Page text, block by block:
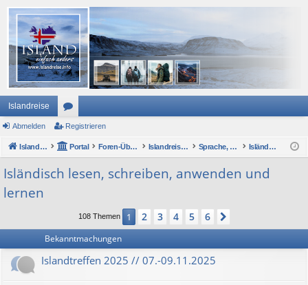
Islandreise
or
en
Abmelden Registrieren
Islandreise Portal Foren-Übersicht Islandreise Forum Sprache, Politik, Gesellschaft und Wirtschaft Isländisch lesen, schreiben, anwenden und lernen
Isländisch lesen, schreiben, anwenden und
lernen
108 Themen 1 2 3 4 5 6
Bekanntmachungen
Islandtreffen 2025 // 07.-09.11.2025